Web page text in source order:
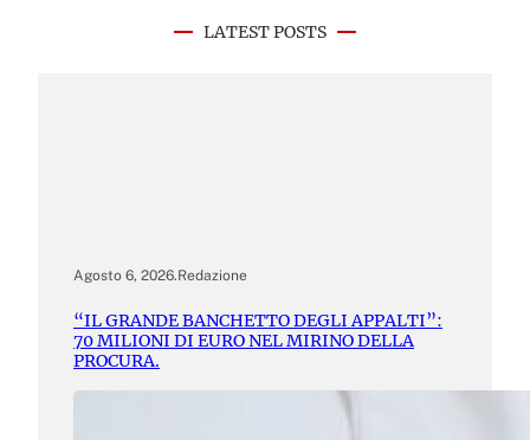
LATEST POSTS
Agosto 6, 2026.Redazione
“IL GRANDE BANCHETTO DEGLI APPALTI”:
70 MILIONI DI EURO NEL MIRINO DELLA
PROCURA.